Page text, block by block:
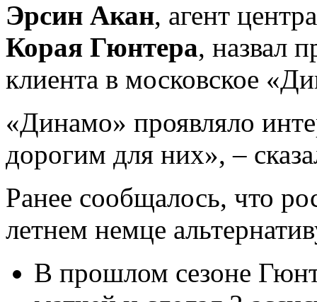
Эрсин Акан, агент
Корая Гюнтера, назвал
клиента в московское
«Динамо» проявляло
дорогим для них», –
Ранее сообщалось, что
летнем немце
В прошлом сезоне